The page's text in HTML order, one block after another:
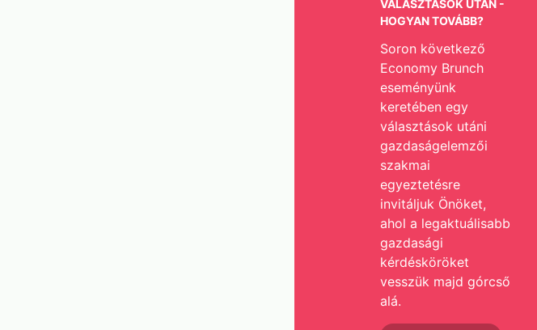
VÁLASZTÁSOK UTÁN -
HOGYAN TOVÁBB?
Soron következő
Economy Brunch
eseményünk
keretében egy
választások utáni
gazdaságelemzői
szakmai
egyeztetésre
invitáljuk Önöket,
ahol a legaktuálisabb
gazdasági
kérdésköröket
vesszük majd górcső
alá.